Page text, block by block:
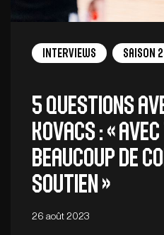
Interviews Saison
5 QUESTIONS
KOVACS : «
beaucoup de
soutien »
26 août 2023